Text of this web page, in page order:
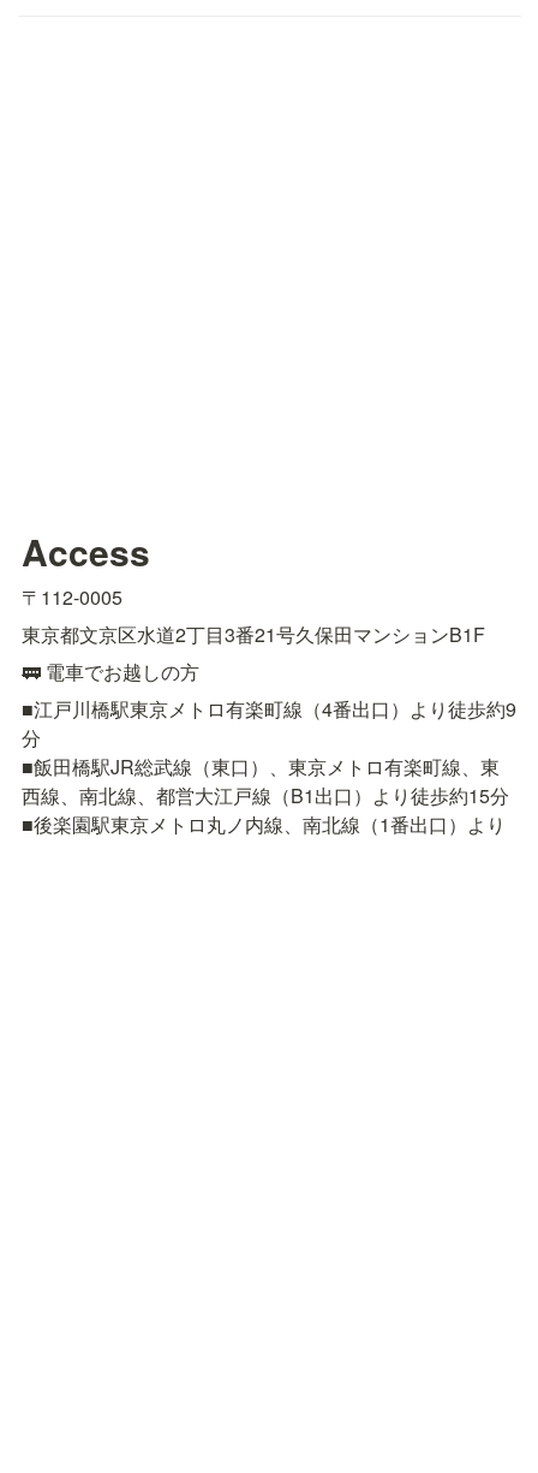
Access
〒112-0005
東京都文京区水道2丁目3番21号久保田マンションB1F
🚃 電車でお越しの方
■江戸川橋駅東京メトロ有楽町線（4番出口）より徒歩約9
分
■飯田橋駅JR総武線（東口）、東京メトロ有楽町線、東
西線、南北線、都営大江戸線（B1出口）より徒歩約15分
■後楽園駅東京メトロ丸ノ内線、南北線（1番出口）より